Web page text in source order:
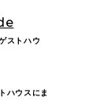
ストハウ
ハウスにま